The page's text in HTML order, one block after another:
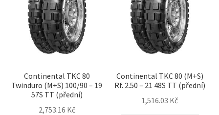
Continental TKC 80
Twinduro (M+S) 100/90 – 19
57S TT (přední)
2,753.16 Kč
Continental TKC 80 (M+S)
Rf. 2.50 – 21 48S TT (přední)
1,516.03 Kč